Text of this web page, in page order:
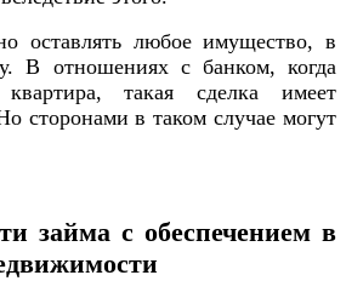
оставлять любое имущество, в
В отношениях с банком, когда
квартира, такая сделка имеет
сторонами в таком случае могут
займа с обеспечением в